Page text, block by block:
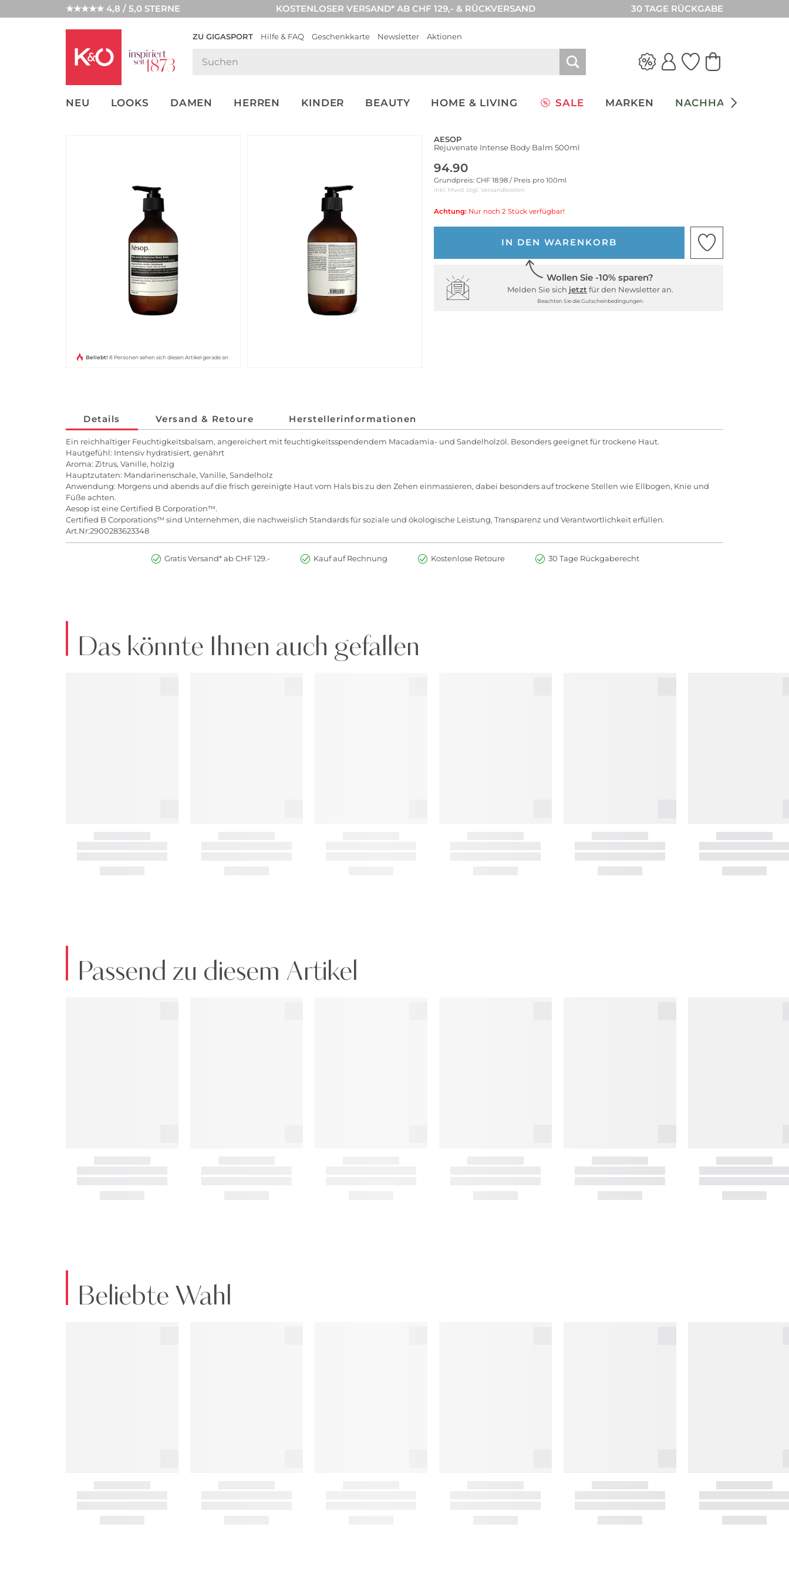
★★★★★ 4,8 / 5,0 STERNE KOSTENLOSER VERSAND* AB CHF 129,- & RÜCKVERSAND 30 TAGE RÜCKGABE
ZU GIGASPORT Hilfe & FAQ Geschenkkarte Newsletter Aktionen
NEU LOOKS DAMEN HERREN KINDER BEAUTY HOME & LIVING SALE MARKEN NACHHALTIGKEIT
NEW IN
WEDDING
Beliebt! 8 Personen sehen sich diesen Artikel gerade an
AESOP
Rejuvenate Intense Body Balm 500ml
94.90
Grundpreis: CHF 18.98 / Preis pro 100ml
inkl. Mwst zzgl. Versandkosten
Achtung: Nur noch 2 Stück verfügbar!
IN DEN WARENKORB
Wollen Sie -10% sparen?
Melden Sie sich jetzt für den Newsletter an.
Beachten Sie die Gutscheinbedingungen.
Details Versand & Retoure Herstellerinformationen
Ein reichhaltiger Feuchtigkeitsbalsam, angereichert mit feuchtigkeitsspendendem Macadamia- und Sandelholzöl. Besonders geeignet für trockene Haut.
Hautgefühl: Intensiv hydratisiert, genährt
Aroma: Zitrus, Vanille, holzig
Hauptzutaten: Mandarinenschale, Vanille, Sandelholz
Anwendung: Morgens und abends auf die frisch gereinigte Haut vom Hals bis zu den Zehen einmassieren, dabei besonders auf trockene Stellen wie Ellbogen, Knie und
Füße achten.
Aesop ist eine Certified B Corporation™.
Certified B Corporations™ sind Unternehmen, die nachweislich Standards für soziale und ökologische Leistung, Transparenz und Verantwortlichkeit erfüllen.
Art.Nr:2900283623348
Gratis Versand* ab CHF 129.- Kauf auf Rechnung Kostenlose Retoure 30 Tage Rückgaberecht
Das könnte Ihnen auch gefallen
Passend zu diesem Artikel
Beliebte Wahl